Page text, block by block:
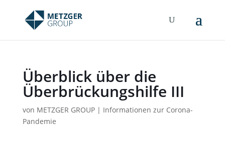
Überblick über die
Überbrückungshilfe III
von METZGER GROUP| Informationen zur Corona-
Pandemie